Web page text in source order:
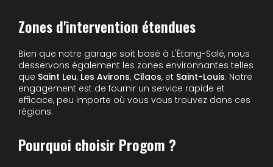
Zones d'intervention étendues
Bien que notre garage soit basé à L'Étang-Salé, nous
desservons également les zones environnantes telles
que Saint Leu, Les Avirons, Cilaos, et Saint-Louis. Notre
engagement est de fournir un service rapide et
efficace, peu importe où vous vous trouvez dans ces
régions.
Pourquoi choisir Progom ?